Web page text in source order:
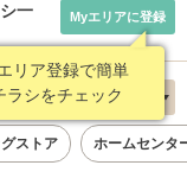
一
リア登録で簡単
ラシをチェック
Myエリアに登録
新着順
グストア ホームセンタ